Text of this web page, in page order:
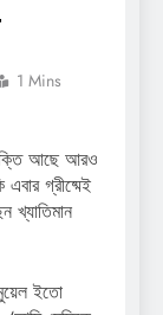
1 Mins
চুক্তি আছে আরও
গ্রীষ্মেই
খ্যাতিমান
ইতো